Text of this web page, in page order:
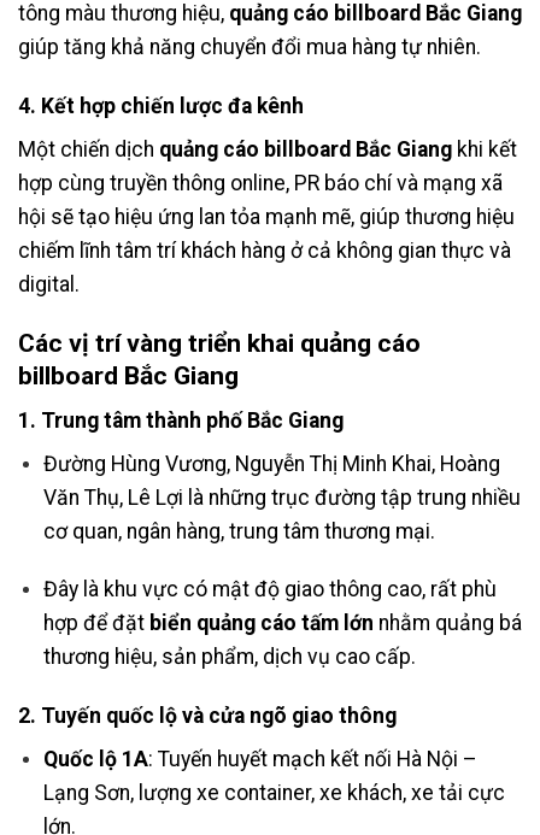
tông màu thương hiệu, quảng cáo billboard Bắc Giang
giúp tăng khả năng chuyển đổi mua hàng tự nhiên.
4. Kết hợp chiến lược đa kênh
Một chiến dịch quảng cáo billboard Bắc Giang khi kết
hợp cùng truyền thông online, PR báo chí và mạng xã
hội sẽ tạo hiệu ứng lan tỏa mạnh mẽ, giúp thương hiệu
chiếm lĩnh tâm trí khách hàng ở cả không gian thực và
digital.
Các vị trí vàng triển khai quảng cáo
billboard Bắc Giang
1. Trung tâm thành phố Bắc Giang
Đường Hùng Vương, Nguyễn Thị Minh Khai, Hoàng
Văn Thụ, Lê Lợi là những trục đường tập trung nhiều
cơ quan, ngân hàng, trung tâm thương mại.
Đây là khu vực có mật độ giao thông cao, rất phù
hợp để đặt biển quảng cáo tấm lớn nhằm quảng bá
thương hiệu, sản phẩm, dịch vụ cao cấp.
2. Tuyến quốc lộ và cửa ngõ giao thông
Quốc lộ 1A: Tuyến huyết mạch kết nối Hà Nội –
Lạng Sơn, lượng xe container, xe khách, xe tải cực
lớn.